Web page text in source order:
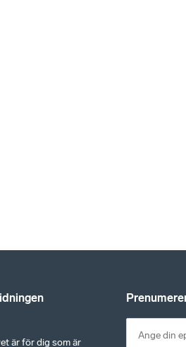
är för dig som är